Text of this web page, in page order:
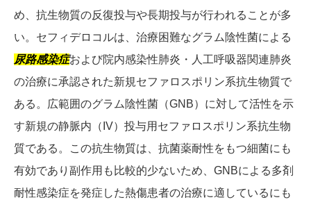
め、抗生物質の反復投与や長期投与が行われることが多
い。セフィデロコルは、治療困難なグラム陰性菌による
尿路感染症および院内感染性肺炎・人工呼吸器関連肺炎
の治療に承認された新規セファロスポリン系抗生物質で
ある。広範囲のグラム陰性菌（GNB）に対して活性を示
す新規の静脈内（IV）投与用セファロスポリン系抗生物
質である。この抗生物質は、抗菌薬耐性をもつ細菌にも
有効であり副作用も比較的少ないため、GNBによる多剤
耐性感染症を発症した熱傷患者の治療に適しているにも